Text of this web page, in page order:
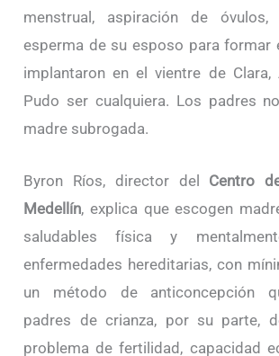
menstrual, aspiración de
esperma de su esposo para formar
implantaron en el vientre de Clara,
Pudo ser cualquiera. Los padres
madre subrogada.
Byron Ríos, director del Centro
Medellín, explica que escogen
saludables física y
enfermedades hereditarias, con
un método de anticoncepción
padres de crianza, por su parte,
problema de fertilidad, capacidad